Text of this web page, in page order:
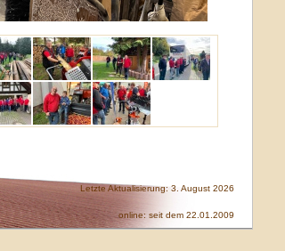
Letzte Aktualisierung: 3. August 2026
online: seit dem 22.01.2009